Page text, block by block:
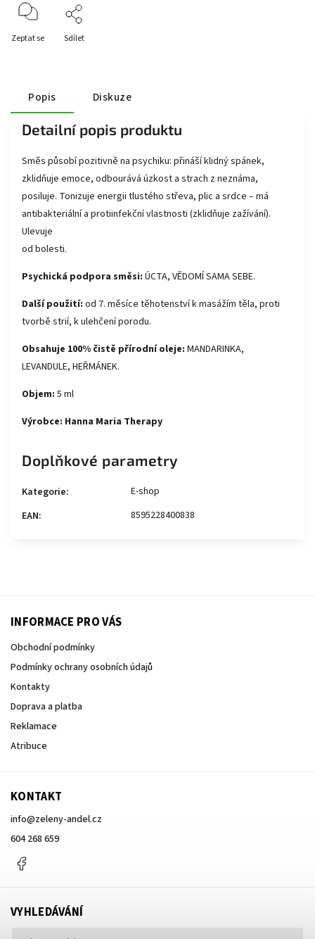
Zeptat se Sdílet
Popis Diskuze
Detailní popis produktu
Směs působí pozitivně na psychiku: přináší klidný spánek,
zklidňuje emoce, odbourává úzkost a strach z neznáma,
posiluje. Tonizuje energii tlustého střeva, plic a srdce – má
antibakteriální a protiinfekční vlastnosti (zklidňuje zažívání).
Ulevuje
od bolesti.
Psychická podpora směsi: ÚCTA, VĚDOMÍ SAMA SEBE.
Další použití: od 7. měsíce těhotenství k masážím těla, proti
tvorbě strií, k ulehčení porodu.
Obsahuje 100% čistě přírodní oleje: MANDARINKA,
LEVANDULE, HEŘMÁNEK.
Objem: 5 ml
Výrobce: Hanna Maria Therapy
Doplňkové parametry
Kategorie:
E-shop
EAN: 8595228400838
INFORMACE PRO VÁS
Obchodní podmínky
Podmínky ochrany osobních údajů
Kontakty
Doprava a platba
Reklamace
Atribuce
KONTAKT
info@zeleny-andel.cz
604 268 659
VYHLEDÁVÁNÍ